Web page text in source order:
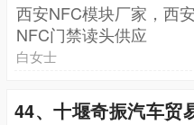
西安NFC模块厂家，西
NFC门禁读头供应
白女士
44、十堰奇振汽车贸